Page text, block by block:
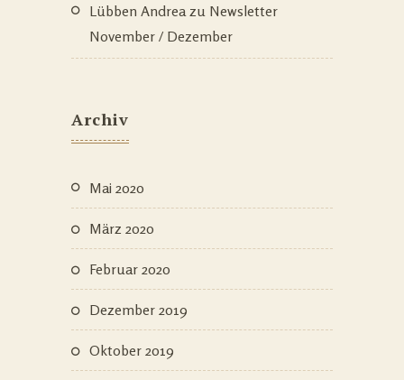
Lübben Andrea zu Newsletter
November / Dezember
Archiv
Mai 2020
März 2020
Februar 2020
Dezember 2019
Oktober 2019